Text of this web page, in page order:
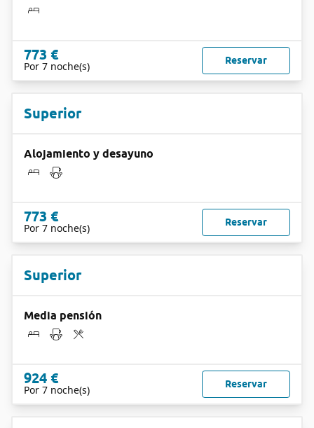
773 €
Por 7 noche(s) Reservar
Superior
Alojamiento y desayuno
773 €
Por 7 noche(s) Reservar
Superior
Media pensión
924 €
Por 7 noche(s) Reservar